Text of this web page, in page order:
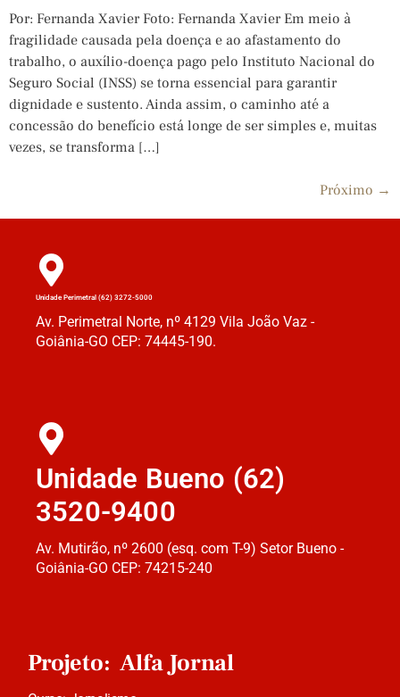
Por: Fernanda Xavier Foto: Fernanda Xavier Em meio à
fragilidade causada pela doença e ao afastamento do
trabalho, o auxílio-doença pago pelo Instituto Nacional do
Seguro Social (INSS) se torna essencial para garantir
dignidade e sustento. Ainda assim, o caminho até a
concessão do benefício está longe de ser simples e, muitas
vezes, se transforma […]
Próximo →
Unidade Perimetral (62) 3272-5000
Av. Perimetral Norte, nº 4129 Vila João Vaz -
Goiânia-GO CEP: 74445-190.
Unidade Bueno (62)
3520-9400
Av. Mutirão, nº 2600 (esq. com T-9) Setor Bueno -
Goiânia-GO CEP: 74215-240
Projeto: Alfa Jornal